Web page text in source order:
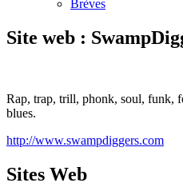
Brèves
Site web :
Rap, trap, trill, phonk, soul, funk,
blues.
http://www.swampdiggers.com
Sites Web